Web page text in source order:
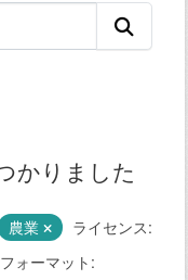
かりました
農業
ライセンス:
フォーマット: